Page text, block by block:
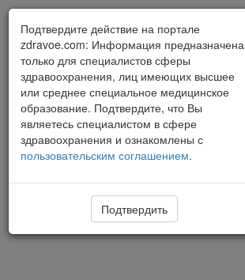
Подтвердите действие на портале
zdravoe.com: Информация предназначена
только для специалистов сферы
здравоохранения, лиц имеющих высшее
или среднее специальное медицинское
образование. Подтвердите, что Вы
являетесь специалистом в сфере
здравоохранения и ознакомлены с
пользовательским соглашением.
Подтвердить